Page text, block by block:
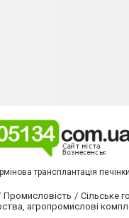
трансплантація
Промисловість
Сільське
агропромислові